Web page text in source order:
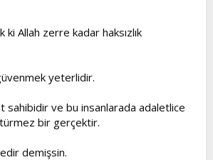
ki Allah zerre kadar haksızlık
yeterlidir.
sahibidir ve bu insanlarada adaletlice
bir gerçektir.
demişsin.